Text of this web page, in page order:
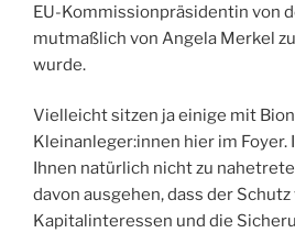
EU-Kommissionpräsidentin von
mutmaßlich von Angela Merkel
wurde.
Vielleicht sitzen ja einige mit
Kleinanleger:innen hier im Foyer.
Ihnen natürlich nicht zu
davon ausgehen, dass der Schutz
Kapitalinteressen und die